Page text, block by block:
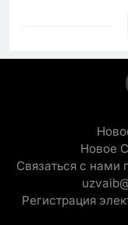
Новое
Связаться с
Регистрация